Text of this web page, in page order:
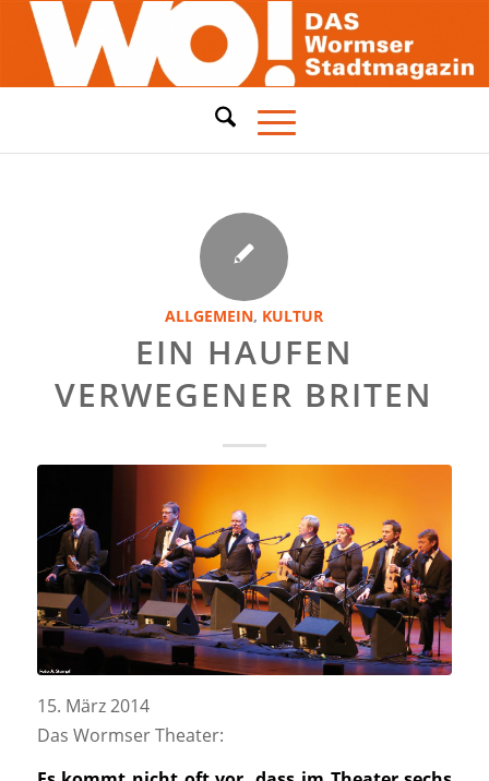
ALLGEMEIN, KULTUR
EIN HAUFEN
VERWEGENER BRITEN
15. März 2014
Das Wormser Theater: